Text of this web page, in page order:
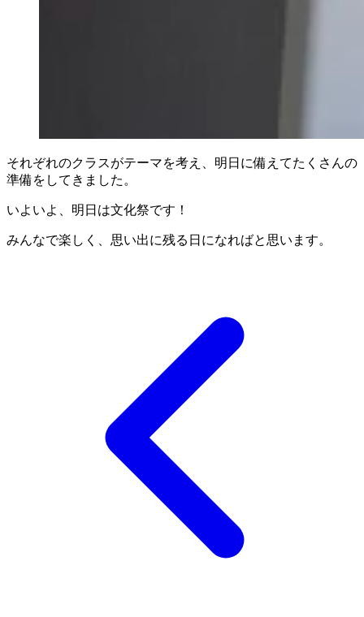
それぞれのクラスがテーマを考え、明日に備えてたくさんの
準備をしてきました。
いよいよ、明日は文化祭です！
みんなで楽しく、思い出に残る日になればと思います。